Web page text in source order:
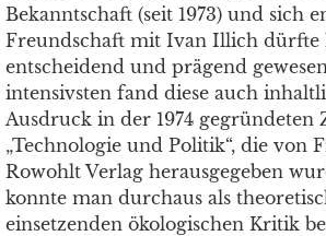
Bekanntschaft (seit 1973) und sich
Freundschaft mit Ivan Illich dürfte
entscheidend und prägend
intensivsten fand diese auch
Ausdruck in der 1974 gegründeten
„Technologie und Politik“, die von
Rowohlt Verlag herausgegeben
konnte man durchaus als
einsetzenden ökologischen Kritik